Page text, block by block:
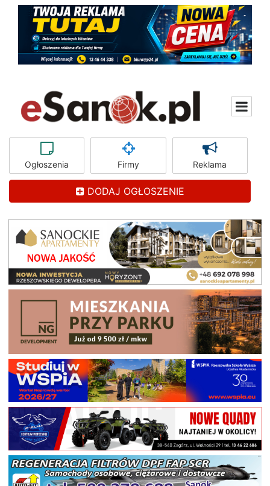
Ogłoszenia Firmy Reklama
DODAJ OGŁOSZENIE